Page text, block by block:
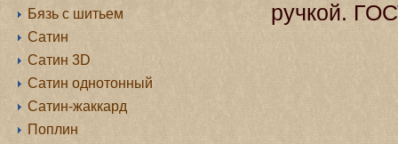
ручкой.
Бязь с шитьем
Сатин
Сатин 3D
Сатин однотонный
Сатин-жаккард
Поплин